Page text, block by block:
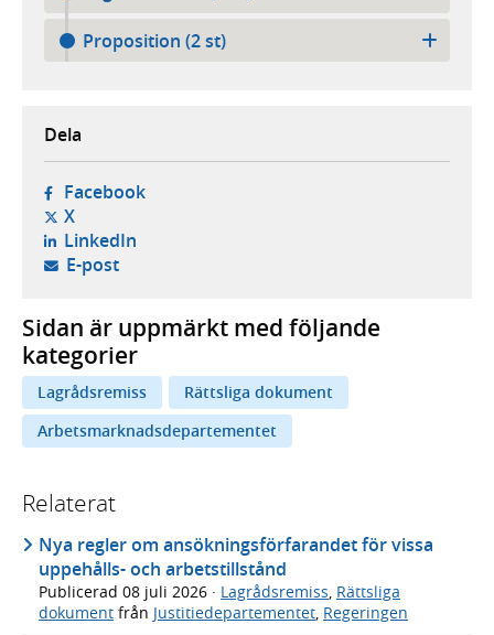
Proposition (2 st)
Dela
Facebook- öppnas i ny flik, extern webbplats,
X- öppnas i ny flik, extern webbplats,
LinkedIn- öppnas i ny flik, extern webbplats,
E-post- öppnar din e-postklient,
Sidan är uppmärkt med följande
kategorier
Lagrådsremiss
Rättsliga dokument
Arbetsmarknadsdepartementet
Relaterat
Nya regler om ansökningsförfarandet för vissa
uppehålls- och arbetstillstånd
Publicerad 08 juli 2026 · Lagrådsremiss Rättsliga
dokument från Justitiedepartementet Regeringen